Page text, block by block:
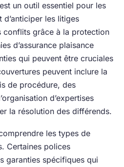
un outil essentiel pour les
d’anticiper les litiges
conflits grâce à la protection
d’assurance plaisance
qui peuvent être cruciales
peuvent inclure la
de procédure, des
d’expertises
la résolution des différends.
les types de
Certaines polices
garanties spécifiques qui